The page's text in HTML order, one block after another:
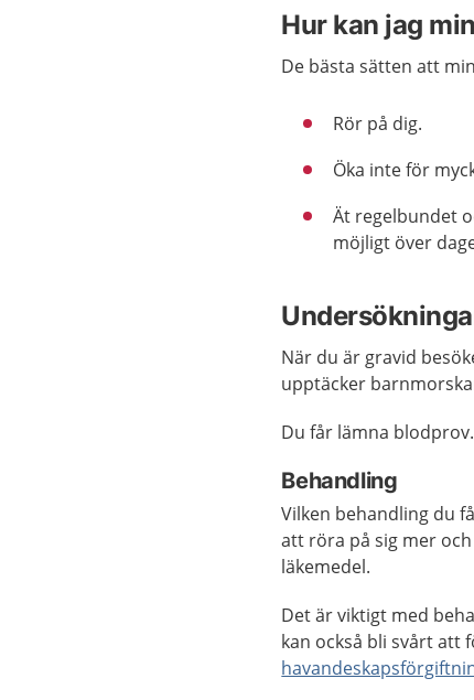
Hur kan jag
De bästa sätten att
Rör på dig.
Öka inte för
Ät regelbundet
möjligt över
När du är gravid
upptäcker
Du får lämna
Behandling
Vilken behandling du
att röra på sig mer
läkemedel.
Det är viktigt med
kan också bli svårt att